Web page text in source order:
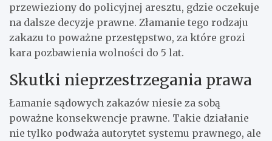
przewieziony do policyjnej aresztu, gdzie oczekuje
na dalsze decyzje prawne. Złamanie tego rodzaju
zakazu to poważne przestępstwo, za które grozi
kara pozbawienia wolności do 5 lat.
Skutki nieprzestrzegania prawa
Łamanie sądowych zakazów niesie za sobą
poważne konsekwencje prawne. Takie działanie
nie tylko podważa autorytet systemu prawnego, ale